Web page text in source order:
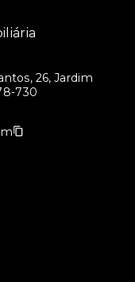
26, Jardim
730